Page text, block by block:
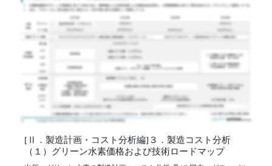
[Ⅱ．製造計画・コスト分析編]３．製造コスト分析
（１）グリーン水素価格および技術ロードマップ